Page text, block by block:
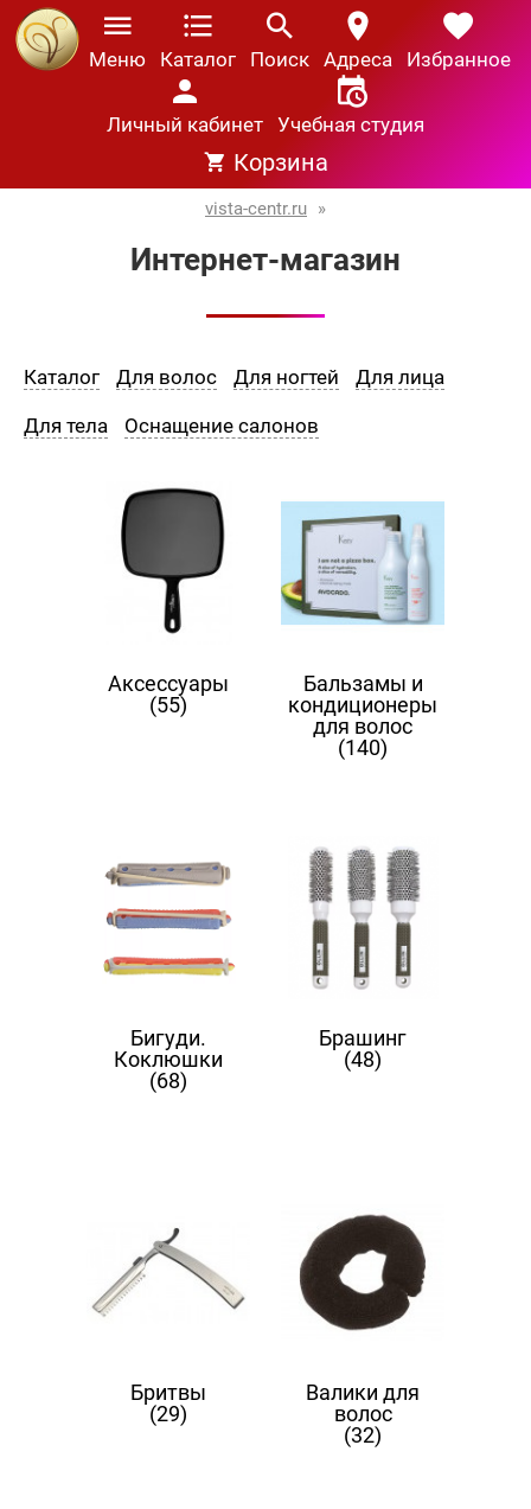
Меню Каталог Поиск Адреса Избранное
Личный кабинет Учебная студия
Корзина
vista-centr.ru »
Интернет-магазин
Каталог Для волос Для ногтей Для лица
Для тела Оснащение салонов
Аксессуары
(55)
Бальзамы и
кондиционеры
для волос
(140)
Бигуди.
Коклюшки
(68)
Брашинг
(48)
Бритвы
(29)
Валики для
волос
(32)